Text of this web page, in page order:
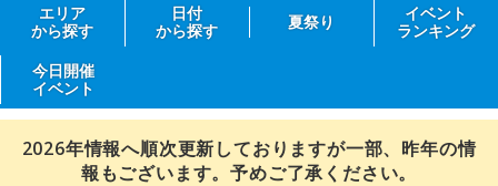
エリア
から探す
日付
から探す
夏祭り
イベント
ランキング
今日開催
イベント
2026年情報へ順次更新しておりますが一部、昨年の情
報もございます。予めご了承ください。